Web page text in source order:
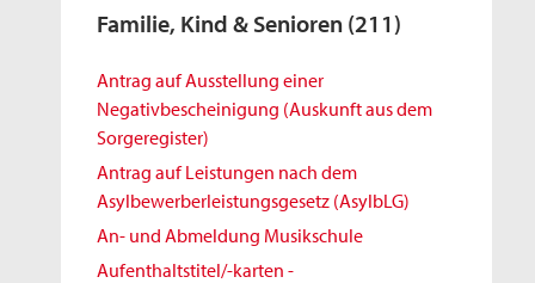
Familie, Kind & Senioren (211)
Antrag auf Ausstellung einer
Negativbescheinigung (Auskunft aus dem
Sorgeregister)
Antrag auf Leistungen nach dem
Asylbewerberleistungsgesetz (AsylbLG)
An- und Abmeldung Musikschule
Aufenthaltstitel/-karten -